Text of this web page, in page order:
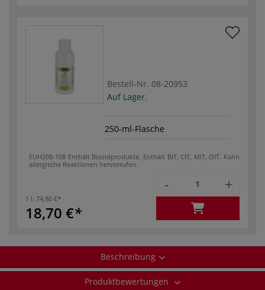
Bestell-Nr. 08-20953
Auf Lager.
250-ml-Flasche
EUH208-108 Enthält Biozidprodukte. Enthält BIT, CIT, MIT, OIT. Kann
allergische Reaktionen hervorrufen.
1 l: 74,80 €
18,70 €
- +
Beschreibung
Produktbewertungen